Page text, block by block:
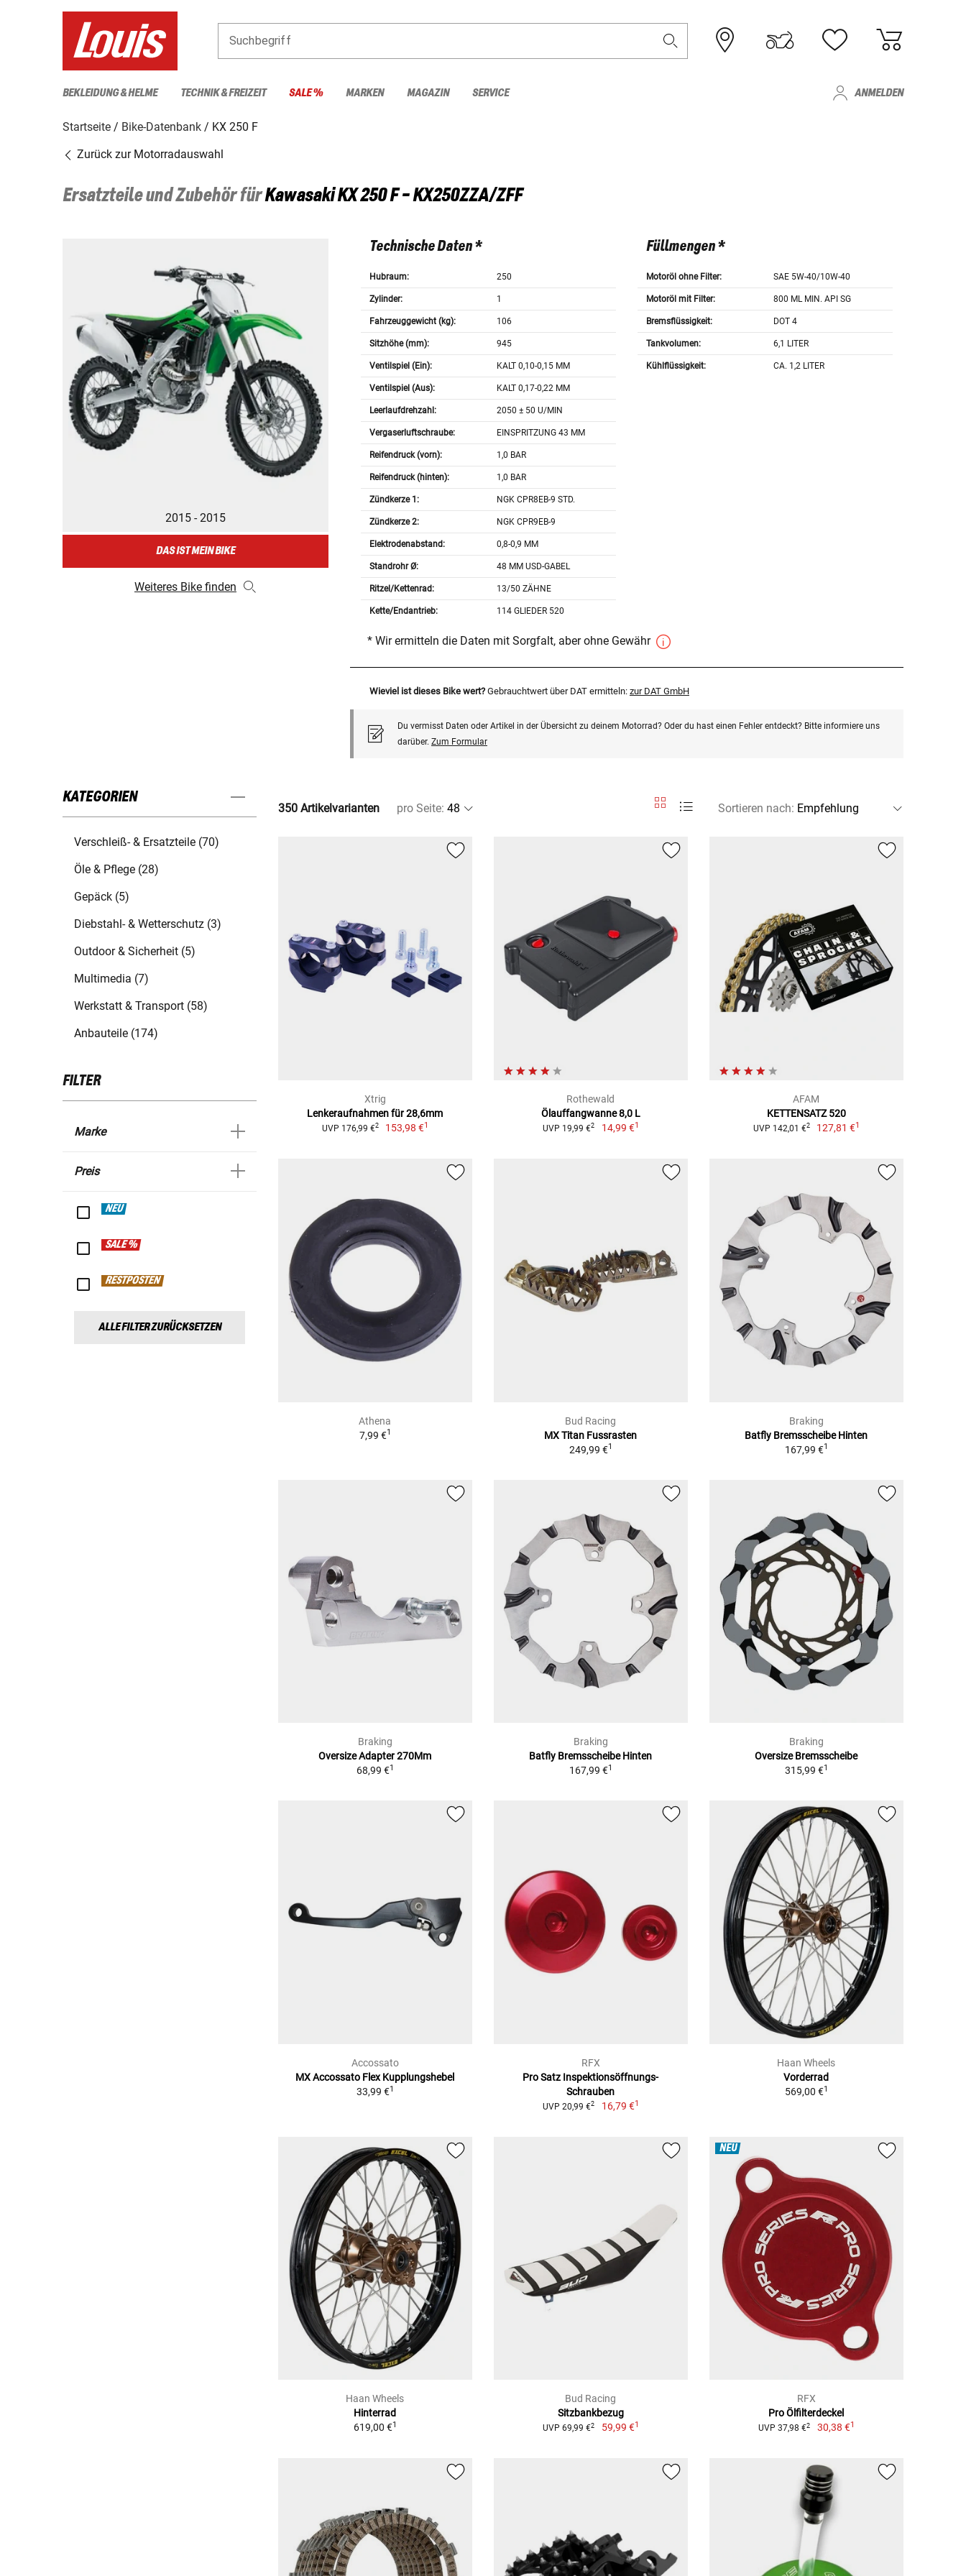
Suchbegriff
BEKLEIDUNG & HELME TECHNIK & FREIZEIT SALE % MARKEN MAGAZIN SERVICE ANMELDEN
Startseite Bike-Datenbank
KX 250 F
Zurück zur Motorradauswahl
Ersatzteile und Zubehör fürKawasakiKX 250 F - KX250ZZA/ZFF
2015 - 2015
DAS IST MEIN BIKE
Weiteres Bike finden
Technische Daten *
Hubraum: 250
Zylinder: 1
Fahrzeuggewicht (kg): 106
Sitzhöhe (mm): 945
Ventilspiel (Ein): KALT 0,10-0,15 MM
Ventilspiel (Aus): KALT 0,17-0,22 MM
Leerlaufdrehzahl: 2050 ± 50 U/MIN
Vergaserluftschraube: EINSPRITZUNG 43 MM
Reifendruck (vorn): 1,0 BAR
Reifendruck (hinten): 1,0 BAR
Zündkerze 1: NGK CPR8EB-9 STD.
Zündkerze 2: NGK CPR9EB-9
Elektrodenabstand: 0,8-0,9 MM
Standrohr Ø: 48 MM USD-GABEL
Ritzel/Kettenrad: 13/50 ZÄHNE
Kette/Endantrieb: 114 GLIEDER 520
Füllmengen *
Motoröl ohne Filter: SAE 5W-40/10W-40
Motoröl mit Filter: 800 ML MIN. API SG
Bremsflüssigkeit: DOT 4
Tankvolumen: 6,1 LITER
Kühlflüssigkeit: CA. 1,2 LITER
* Wir ermitteln die Daten mit Sorgfalt, aber ohne Gewähr
Wieviel ist dieses Bike wert? Gebrauchtwert über DAT ermitteln: zur DAT GmbH
Du vermisst Daten oder Artikel in der Übersicht zu deinem Motorrad? Oder du hast einen Fehler entdeckt? Bitte informiere uns
darüber. Zum Formular
KATEGORIEN
Verschleiß- & Ersatzteile (70)
Öle & Pflege (28)
Gepäck (5)
Diebstahl- & Wetterschutz (3)
Outdoor & Sicherheit (5)
Multimedia (7)
Werkstatt & Transport (58)
Anbauteile (174)
FILTER
Marke
Preis
NEU
SALE %
RESTPOSTEN
ALLE FILTER ZURÜCKSETZEN
350 Artikelvarianten pro Seite: Sortieren nach:
Xtrig
Lenkeraufnahmen für 28,6mm
UVP 176,99 €2 153,98 €1
Rothewald
Ölauffangwanne 8,0 L
UVP 19,99 €2 14,99 €1
AFAM
KETTENSATZ 520
UVP 142,01 €2 127,81 €1
Athena
7,99 €1
Bud Racing
MX Titan Fussrasten
249,99 €1
Braking
Batfly Bremsscheibe Hinten
167,99 €1
Braking
Oversize Adapter 270Mm
68,99 €1
Braking
Batfly Bremsscheibe Hinten
167,99 €1
Braking
Oversize Bremsscheibe
315,99 €1
Accossato
MX Accossato Flex Kupplungshebel
33,99 €1
RFX
Pro Satz Inspektionsöffnungs-
Schrauben
UVP 20,99 €2 16,79 €1
Haan Wheels
Vorderrad
569,00 €1
Haan Wheels
Hinterrad
619,00 €1
Bud Racing
Sitzbankbezug
UVP 69,99 €2 59,99 €1
NEU
RFX
Pro Ölfilterdeckel
UVP 37,98 €2 30,38 €1